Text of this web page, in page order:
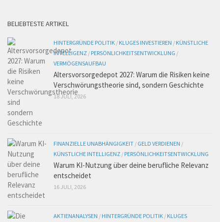
BELIEBTESTE ARTIKEL
HINTERGRÜNDE POLITIK / KLUGES INVESTIEREN / KÜNSTLICHE
INTELLIGENZ / PERSÖNLICHKEITSENTWICKLUNG /
VERMÖGENSAUFBAU
Altersvorsorgedepot 2027: Warum die Risiken keine
Verschwörungstheorie sind, sondern Geschichte
18 JULI, 2026
FINANZIELLE UNABHÄNGIGKEIT / GELD VERDIENEN /
KÜNSTLICHE INTELLIGENZ / PERSÖNLICHKEITSENTWICKLUNG
Warum KI-Nutzung über deine berufliche Relevanz
entscheidet
16 JULI, 2026
AKTIENANALYSEN / HINTERGRÜNDE POLITIK / KLUGES